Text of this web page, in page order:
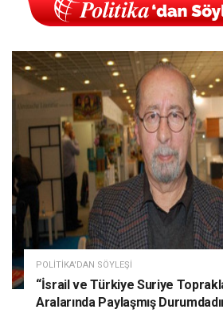
POLITIKA'DAN SÖYLEŞI
“İsrail ve Türkiye Suriye
Aralarında Paylaşmış